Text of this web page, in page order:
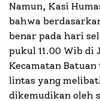
Namun, Kasi
bahwa
benar pada hari
pukul 11.00 Wib di
Kecamatan
lintas yang
dikemudikan oleh